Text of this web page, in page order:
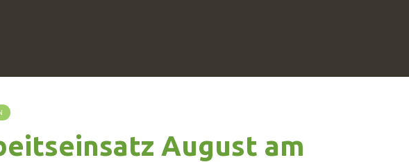
August am